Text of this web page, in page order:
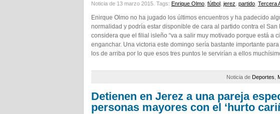
Noticia de 13 marzo 2015. Tags: Enrique Olmo fútbol jerez partido Tercera
Enirque Olmo no ha jugado los últimos encuentros y ha padecido
normalidad y podría estar disponible de cara al partido contra el
considera que el filial isleño “va a salir muy motivado porque está a
enganchar. Una victoria este domingo sería bastante importante
los de arriba por lo que esos tres puntos le servirían a ellos
Noticia de Deportes
Detienen en Jerez a una pareja
personas mayores con el ‘hurto